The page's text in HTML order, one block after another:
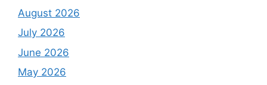
August 2026
July 2026
June 2026
May 2026